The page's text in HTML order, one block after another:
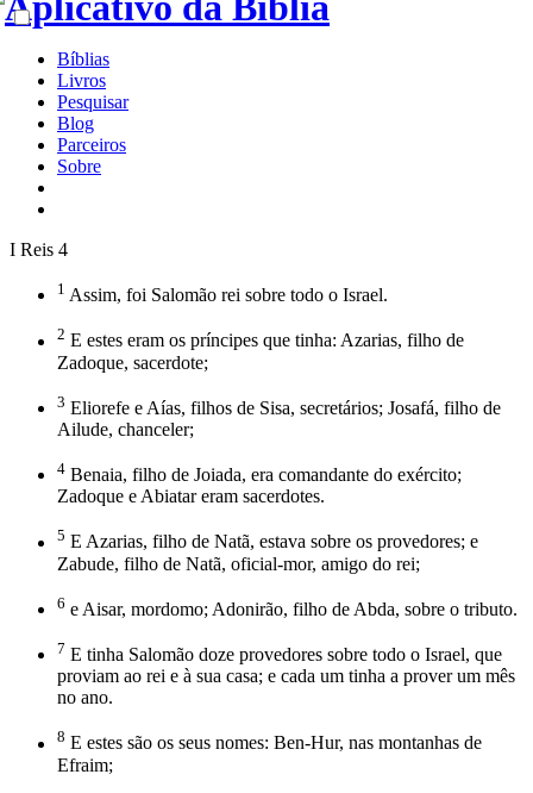
Bíblias
Livros
Pesquisar
Blog
Parceiros
Sobre
I Reis 4
1 Assim, foi Salomão rei sobre todo o Israel.
2 E estes eram os príncipes que tinha: Azarias, filho de
Zadoque, sacerdote;
3 Eliorefe e Aías, filhos de Sisa, secretários; Josafá, filho de
Ailude, chanceler;
4 Benaia, filho de Joiada, era comandante do exército;
Zadoque e Abiatar eram sacerdotes.
5 E Azarias, filho de Natã, estava sobre os provedores; e
Zabude, filho de Natã, oficial-mor, amigo do rei;
6 e Aisar, mordomo; Adonirão, filho de Abda, sobre o tributo.
7 E tinha Salomão doze provedores sobre todo o Israel, que
proviam ao rei e à sua casa; e cada um tinha a prover um mês
no ano.
8 E estes são os seus nomes: Ben-Hur, nas montanhas de
Efraim;